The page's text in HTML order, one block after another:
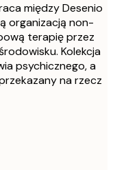
między Desenio
organizacją non-
terapię przez
Kolekcja
psychicznego, a
na rzecz